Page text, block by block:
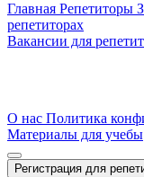
Главная Репетиторы
репетиторах
Вакансии для
О нас Политика
Материалы для учебы
Регистрация для